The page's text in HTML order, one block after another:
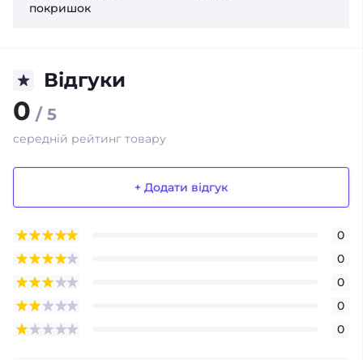
покришок
Відгуки
0 / 5
середній рейтинг товару
+ Додати відгук
0
0
0
0
0